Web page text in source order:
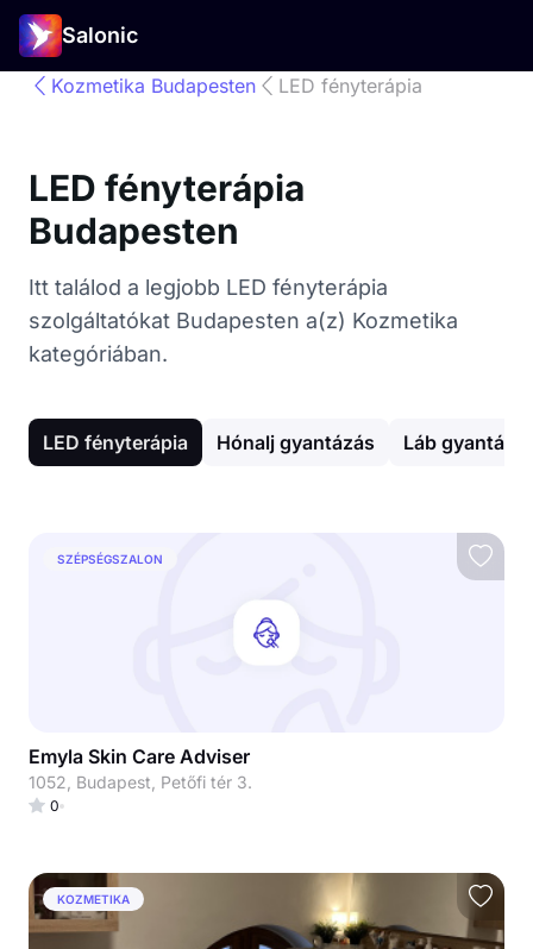
Salonic
Kozmetika Budapesten LED fényterápia
LED fényterápia
Budapesten
Itt találod a legjobb LED fényterápia
szolgáltatókat Budapesten a(z) Kozmetika
kategóriában.
LED fényterápia Hónalj gyantázás Láb
SZÉPSÉGSZALON
Emyla Skin Care Adviser
1052, Budapest, Petőfi tér 3.
0
KOZMETIKA